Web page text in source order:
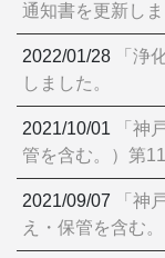
通知書を更新しま
2022/01/28
「浄
しました。
2021/10/01
「神
管を含む。）第
2021/09/07
「神
え・保管を含む